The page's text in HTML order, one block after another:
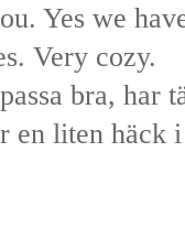
Yes we
Very cozy.
bra, har
en liten häck